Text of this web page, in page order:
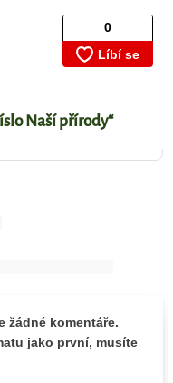
Naší přírody“